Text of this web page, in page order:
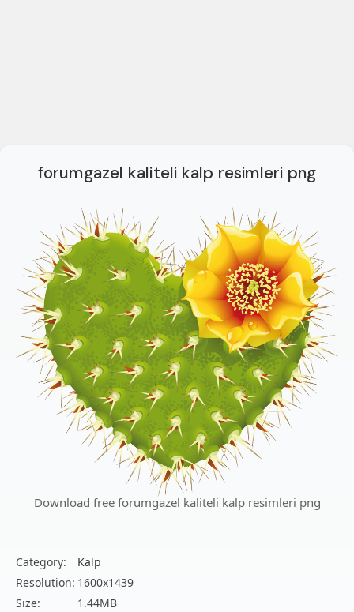
forumgazel kaliteli kalp resimleri png
Download free forumgazel kaliteli kalp resimleri png
Category:
Kalp
Resolution: 1600x1439
Size:
1.44MB